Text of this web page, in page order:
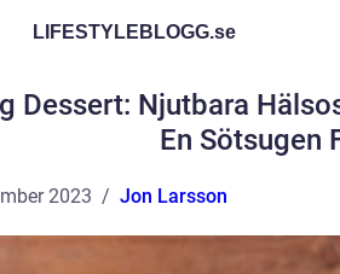
LIFESTYLEBLOGG.se
Dessert: Njutbara
En Sötsugen
2023 Jon Larsson